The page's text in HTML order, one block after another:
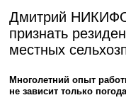
Дмитрий
признать
местных
Многолетний опыт
не зависит только